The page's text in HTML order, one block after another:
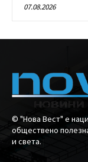
07.08.2026
© "Нова Вест" е
обществено
и света.